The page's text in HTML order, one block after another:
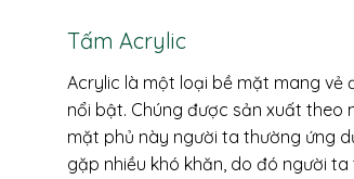
Tấm Acrylic
Acrylic là một loại bề mặt mang
nổi bật. Chúng được sản xuất theo
mặt phủ này người ta thường ứng
gặp nhiều khó khăn, do đó người